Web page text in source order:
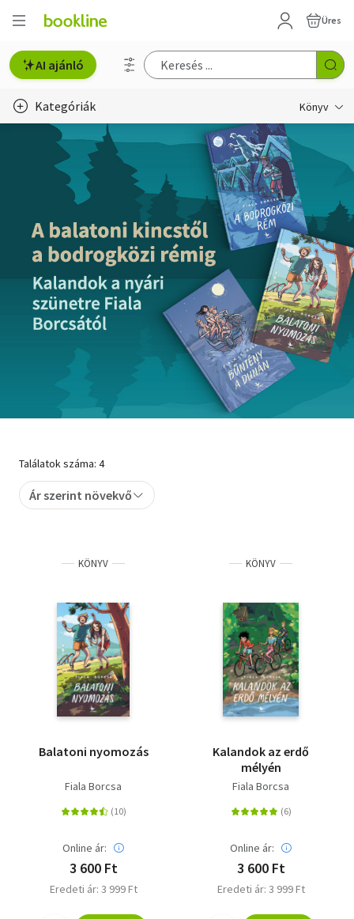
Üres
AI ajánló
Kategóriák Könyv
Életmód, egészség
Hobbi, szabadidő
Irodalom
Művészet
Szakkönyv
Tankönyv, segédkönyv
Természettudomány
Találatok száma: 4
Ár szerint növekvő
KÖNYV
Balatoni nyomozás
Fiala Borcsa
Online ár:
3 600 Ft
Eredeti ár: 3 999 Ft
KÖNYV
Kalandok az erdő
mélyén
Fiala Borcsa
Online ár:
3 600 Ft
Eredeti ár: 3 999 Ft